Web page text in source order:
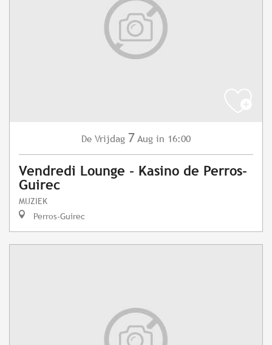
De Vrijdag 7 Aug in 16:00
Vendredi Lounge - Kasino de Perros-
Guirec
MUZIEK
Perros-Guirec